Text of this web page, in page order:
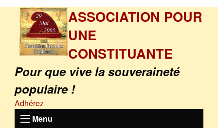
ASSOCIATION POUR
UNE
CONSTITUANTE
Pour que vive la souveraineté
populaire !
Adhérez
Menu